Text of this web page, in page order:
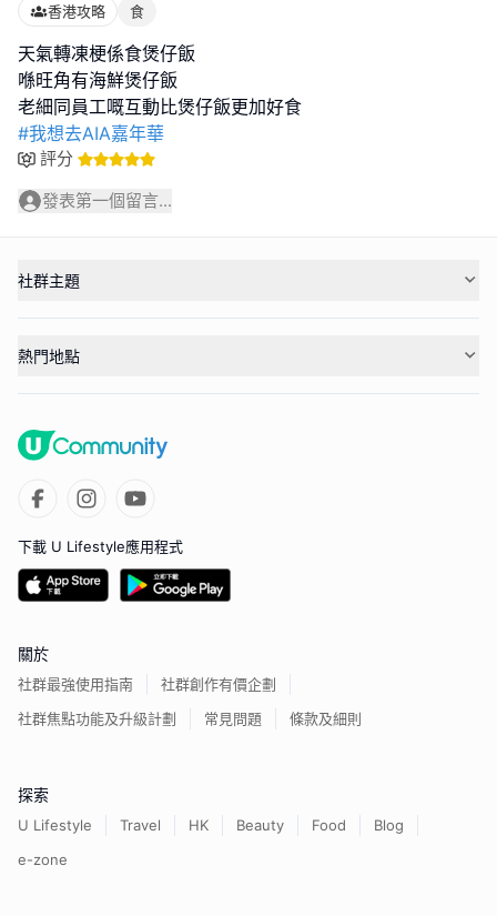
香港攻略 食
天氣轉凍梗係食煲仔飯
喺旺角有海鮮煲仔飯
#我想去AIA嘉年華
評分
發表第一個留言...
社群主題
熱門地點
下載 U Lifestyle應用程式
關於
社群最強使用指南
社群創作有價企劃
社群焦點功能及升級計劃
常見問題 條款及細則
探索
U Lifestyle Travel HK Beauty Food
Blog
e-zone